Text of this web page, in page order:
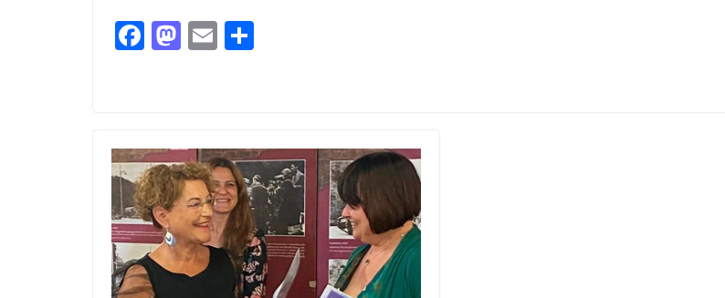
F
o
o
k
M
o
n
E
ar
ti
r